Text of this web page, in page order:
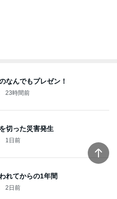
なんでもプレゼン！
23時間前
切った災害発生
1日前
れてからの1年間
2日前